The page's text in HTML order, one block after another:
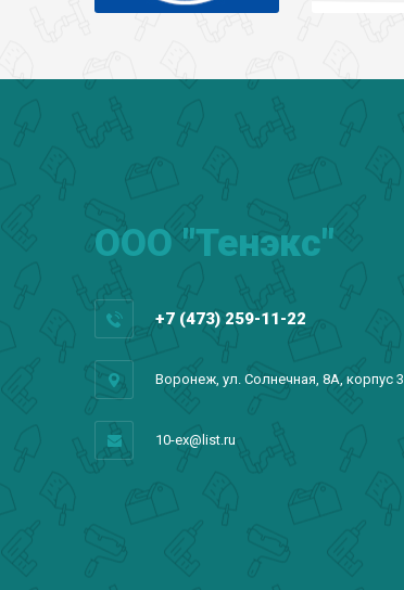
ООО "Тенэкс"
+7 (473) 259-11-22
Воронеж, ул. Солнечная, 8А, корпус 3
10-ex@list.ru